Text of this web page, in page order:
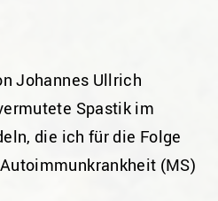
Johannes Ullrich
Spastik im
die ich für die Folge
(MS)